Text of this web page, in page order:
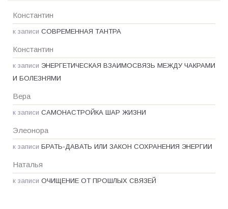
Константин
к записи СОВРЕМЕННАЯ ТАНТРА
Константин
к записи ЭНЕРГЕТИЧЕСКАЯ ВЗАИМОСВЯЗЬ МЕЖДУ ЧАКРАМИ
И БОЛЕЗНЯМИ
Вера
к записи САМОНАСТРОЙКА ШАР ЖИЗНИ
Элеонора
к записи БРАТЬ-ДАВАТЬ ИЛИ ЗАКОН СОХРАНЕНИЯ ЭНЕРГИИ
Наталья
к записи ОЧИЩЕНИЕ ОТ ПРОШЛЫХ СВЯЗЕЙ